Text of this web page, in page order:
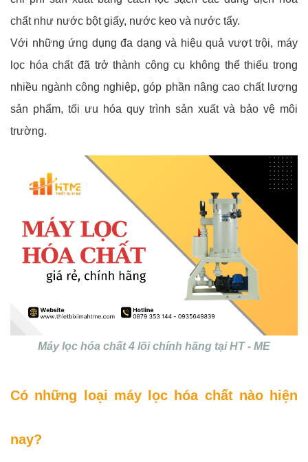
chất như nước bột giấy, nước keo và nước tẩy.
Với những ứng dụng đa dạng và hiệu quả vượt trội, máy
lọc hóa chất đã trở thành công cụ không thể thiếu trong
nhiều ngành công nghiệp, góp phần nâng cao chất lượng
sản phẩm, tối ưu hóa quy trình sản xuất và bảo vệ môi
trường.
Máy lọc hóa chất 4 lõi chính hãng tại HT - ME
Có những loại máy lọc hóa chất nào hiện
nay?